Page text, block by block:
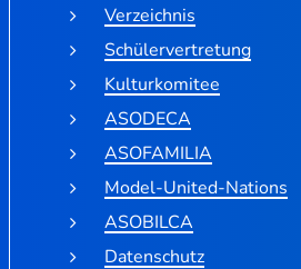
Verzeichnis
Schülervertretung
Kulturkomitee
ASODECA
ASOFAMILIA
Model-United-Nations
ASOBILCA
Datenschutz